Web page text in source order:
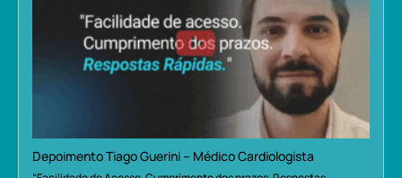
Depoimento Tiago Guerini – Médico Cardiologista